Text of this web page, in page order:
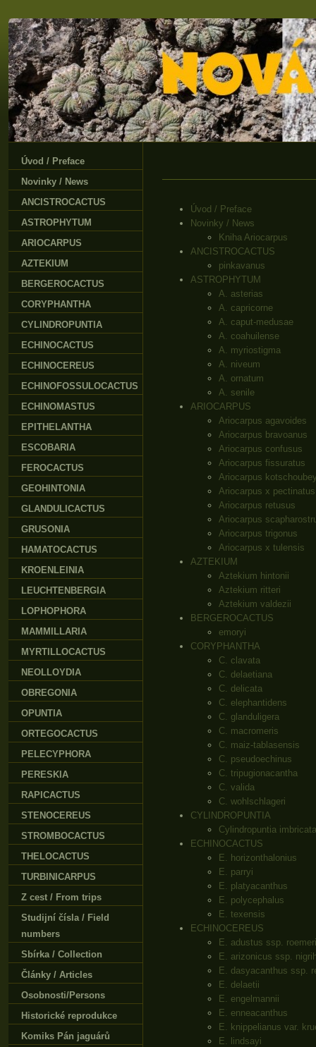
Úvod / Preface
Novinky / News
Kniha Ariocarpus
ANCISTROCACTUS
pinkavanus
ASTROPHYTUM
A. asterias
A. capricorne
A. caput-medusae
A. coahuilense
A. myriostigma
A. niveum
A. ornatum
A. senile
ARIOCARPUS
Ariocarpus agavoides
Ariocarpus bravoanus
Ariocarpus confusus
Ariocarpus fissuratus
Ariocarpus
Ariocarpus x pectinatus
Ariocarpus retusus
Ariocarpus
Ariocarpus trigonus
Ariocarpus x tulensis
AZTEKIUM
Aztekium hintonii
Aztekium ritteri
Aztekium valdezii
BERGEROCACTUS
emoryi
CORYPHANTHA
C. clavata
C. delaetiana
C. delicata
C. elephantidens
C. glanduligera
C. macromeris
C. maiz-tablasensis
C. pseudoechinus
C. tripugionacantha
C. valida
C. wohlschlageri
CYLINDROPUNTIA
Cylindropuntia imbricata
ECHINOCACTUS
E. horizonthalonius
E. parryi
E. platyacanthus
E. polycephalus
E. texensis
ECHINOCEREUS
E. adustus ssp.
E. arizonicus ssp.
E. dasyacanthus ssp.
E. delaetii
E. engelmannii
E. enneacanthus
E. knippelianus var.
E. lindsayi
Úvod / Preface
Novinky / News
ANCISTROCACTUS
ASTROPHYTUM
ARIOCARPUS
AZTEKIUM
BERGEROCACTUS
CORYPHANTHA
CYLINDROPUNTIA
ECHINOCACTUS
ECHINOCEREUS
ECHINOFOSSULOCACTUS
ECHINOMASTUS
EPITHELANTHA
ESCOBARIA
FEROCACTUS
GEOHINTONIA
GLANDULICACTUS
GRUSONIA
HAMATOCACTUS
KROENLEINIA
LEUCHTENBERGIA
LOPHOPHORA
MAMMILLARIA
MYRTILLOCACTUS
NEOLLOYDIA
OBREGONIA
OPUNTIA
ORTEGOCACTUS
PELECYPHORA
PERESKIA
RAPICACTUS
STENOCEREUS
STROMBOCACTUS
THELOCACTUS
TURBINICARPUS
Z cest / From trips
Studijní čísla / Field
numbers
Sbírka / Collection
Články / Articles
Osobnosti/Persons
Historické reprodukce
Komiks Pán jaguárů